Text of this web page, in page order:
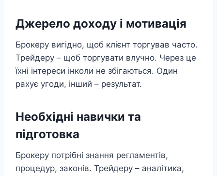
Джерело доходу і мотивація
Брокеру вигідно, щоб клієнт торгував часто.
Трейдеру – щоб торгувати влучно. Через це
їхні інтереси інколи не збігаються. Один
рахує угоди, інший – результат.
Необхідні навички та
підготовка
Брокеру потрібні знання регламентів,
процедур, законів. Трейдеру – аналітика,